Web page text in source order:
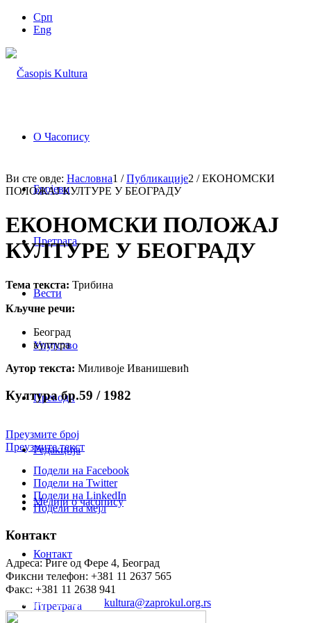
Срп
Eng
О Часопису
Бројеви
Претрага
Вести
Упутство
Преводи
Редакција
Медији о часопису
Контакт
Птретрага
Ви сте овде: Насловна1 / Публикације2 / ЕКОНОМСКИ
ПОЛОЖАЈ КУЛТУРЕ У БЕОГРАДУ
ЕКОНОМСКИ ПОЛОЖАЈ
КУЛТУРЕ У БЕОГРАДУ
Тема текста: Трибина
Кључне речи:
Београд
култура
Аутор текста: Миливоје Иванишевић
Култура бр.59 / 1982
Преузмите број
Преузмите текст
Подели на Facebook
Подели на Twitter
Подели на LinkedIn
Подели на мејл
Контакт
Адреса: Риге од Фере 4, Београд
Фиксни телефон: +381 11 2637 565
Факс: +381 11 2638 941
Електронска пошта:
kultura@zaprokul.org.rs